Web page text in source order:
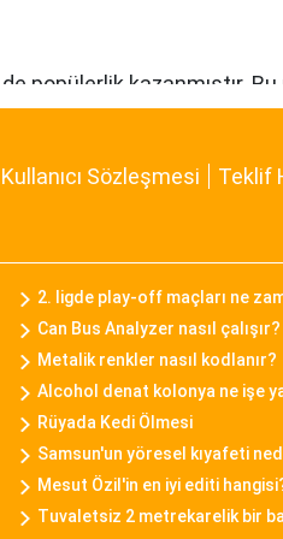
popülerlik kazanmıştır.
kontrolü gibi fonksiyonları
bayan saat modelleri,
saat modelleriyle
Kullanıcı Sözleşmesi Teklif
2. ligde play-off maçları ne
Can Bus Analyzer nasıl çalışır?
Metalik renkler nasıl kodlanır?
Alcohol denat kolonya ne işe
Rüyada Kedi Ölmesi
Samsun'un yöresel kıyafeti
Mesut Özil'in en iyi editi
Tuvaletsiz 2 metrekarelik bir